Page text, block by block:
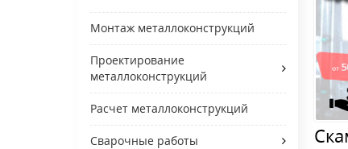
Монтаж металлоконструкций
Проектирование
металлоконструкций
Расчет металлоконструкций
Сварочные работы